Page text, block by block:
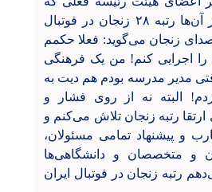
خروجی و برآیند کار آن‌ها رتبه ۲۸ زنجان در فوتبال
صدای زنجان می‌گوید: فعلا حکمم
را اجرایی کنم! من یک فرهنگی
مدیر مدرسه بودم هم دیت به
البته نه از روی فشار و
رتبه زنجان تلاش می‌کنم و
و پیشنهاد تمامی مسئولان،
و متخصصان و دانشگاهی‌ها
رتبه زنجان در فوتبال ایران